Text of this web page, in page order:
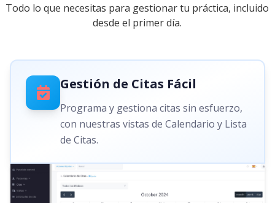
Todo lo que necesitas para gestionar tu práctica, incluido
desde el primer día.
Gestión de Citas Fácil
Programa y gestiona citas sin esfuerzo,
con nuestras vistas de Calendario y Lista
de Citas.